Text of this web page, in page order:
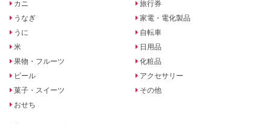
カニ
うなぎ
うに
米
果物・フルーツ
ビール
菓子・スイーツ
おせち
旅行券
家電・電化製品
自転車
日用品
化粧品
アクセサリー
その他